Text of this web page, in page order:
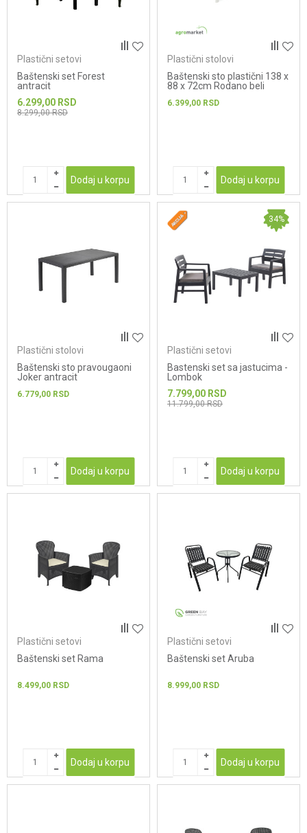
Plastični setovi
Baštenski set Forest
antracit
6.299,00 RSD
8.299,00RSD
Dodaj u korpu
Plastični stolovi
Baštenski sto plastični 138 x
88 x 72cm Rodano beli
6.399,00 RSD
Dodaj u korpu
Plastični stolovi
Baštenski sto pravougaoni
Joker antracit
6.779,00 RSD
Dodaj u korpu
34%
Plastični setovi
Bastenski set sa jastucima -
Lombok
7.799,00 RSD
11.799,00RSD
Dodaj u korpu
Plastični setovi
Baštenski set Rama
8.499,00 RSD
Dodaj u korpu
Plastični setovi
Baštenski set Aruba
8.999,00 RSD
Dodaj u korpu